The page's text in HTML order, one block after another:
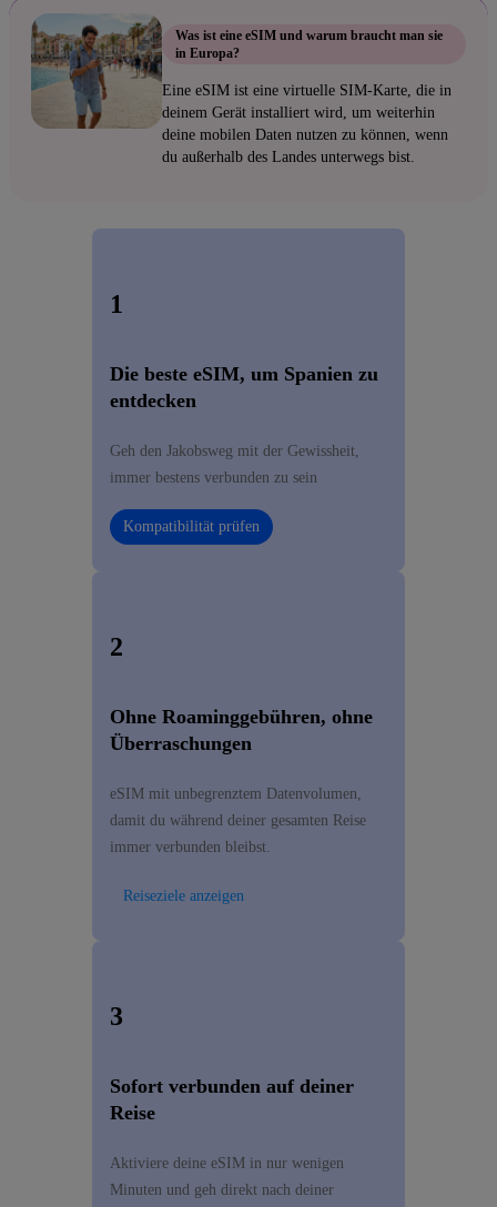
Was ist eine eSIM und warum braucht man sie
in Europa?
Eine eSIM ist eine virtuelle SIM-Karte, die in
deinem Gerät installiert wird, um weiterhin
deine mobilen Daten nutzen zu können, wenn
du außerhalb des Landes unterwegs bist.
1
Die beste eSIM, um Spanien zu
entdecken
Geh den Jakobsweg mit der Gewissheit,
immer bestens verbunden zu sein
Kompatibilität prüfen
2
Ohne Roaminggebühren, ohne
Überraschungen
eSIM mit unbegrenztem Datenvolumen,
damit du während deiner gesamten Reise
immer verbunden bleibst.
Reiseziele anzeigen
3
Sofort verbunden auf deiner
Reise
Aktiviere deine eSIM in nur wenigen
Minuten und geh direkt nach deiner